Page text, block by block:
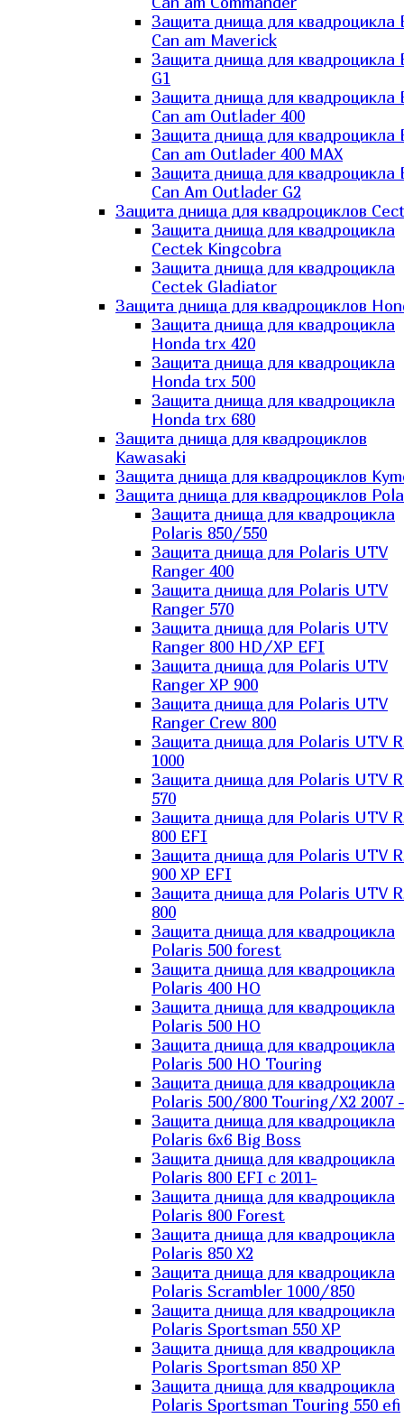
Защита днища для квадроцикла
Can am Maverick
Защита днища для квадроцикла
G1
Защита днища для квадроцикла
Can am Outlader 400
Защита днища для квадроцикла
Can am Outlader 400 MAX
Защита днища для квадроцикла
Can Аm Outlader G2
Защита днища для квадроциклов
Защита днища для квадроцикла
Cectek Kingcobra
Защита днища для квадроцикла
Cectek Gladiator
Защита днища для квадроциклов
Защита днища для квадроцикла
Honda trx 420
Защита днища для квадроцикла
Honda trx 500
Защита днища для квадроцикла
Honda trx 680
Защита днища для квадроциклов
Kawasaki
Защита днища для квадроциклов
Защита днища для квадроциклов
Защита днища для квадроцикла
Polaris 850/550
Защита днища для Polaris UTV
Ranger 400
Защита днища для Polaris UTV
Ranger 570
Защита днища для Polaris UTV
Ranger 800 HD/XP EFI
Защита днища для Polaris UTV
Ranger XP 900
Защита днища для Polaris UTV
Ranger Сrew 800
Защита днища для Polaris UTV
1000
Защита днища для Polaris UTV
570
Защита днища для Polaris UTV
800 EFI
Защита днища для Polaris UTV
900 XP EFI
Защита днища для Polaris UTV
800
Защита днища для квадроцикла
Polaris 500 forest
Защита днища для квадроцикла
Polaris 400 HO
Защита днища для квадроцикла
Polaris 500 HO
Защита днища для квадроцикла
Polaris 500 HO Touring
Защита днища для квадроцикла
Polaris 500/800 Touring/X2 2007 -
Защита днища для квадроцикла
Polaris 6х6 Big Boss
Защита днища для квадроцикла
Polaris 800 EFI с 2011-
Защита днища для квадроцикла
Polaris 800 Forest
Защита днища для квадроцикла
Polaris 850 X2
Защита днища для квадроцикла
Polaris Scrambler 1000/850
Защита днища для квадроцикла
Polaris Sportsman 550 XP
Защита днища для квадроцикла
Polaris Sportsman 850 XP
Защита днища для квадроцикла
Polaris Sportsman Touring 550 efi